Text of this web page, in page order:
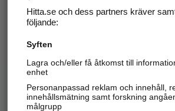
Hitta.se - Gratis nummerupplysning.
Sök företag, personer och platser.
Hitta telefonnummer, adresser,
Hitta.se och dess partners kräver
följande:
Syften
Lagra och/eller få åtkomst till
enhet
Personanpassad reklam och innehåll,
innehållsmätning samt forskning
målgrupp